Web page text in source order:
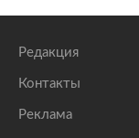
Редакция
Контакты
Реклама